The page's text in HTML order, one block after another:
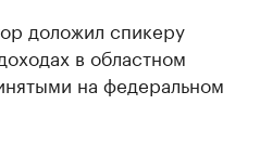
доложил спикеру
в областном
на федеральном